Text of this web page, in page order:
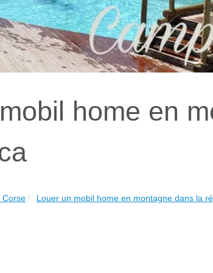
home en
Corse Louer un mobil home en montagne dans la